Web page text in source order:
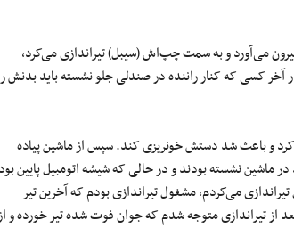
می‌آورد و به سمت چپ‌اش (سیبل) تیراندازی می‌کرد،
کسی که کنار راننده در صندلی جلو نشسته باید بدنش
و باعث شد دستش خونریزی کند. سپس از ماشین پیاده
ماشین نشسته بودند و در حالی که شیشه اتومبیل پایین بود
می‌کردم، مشغول تیراندازی بودم که آخرین تیر
از تیراندازی متوجه شدم که جوان فوت شده تیر خورده و